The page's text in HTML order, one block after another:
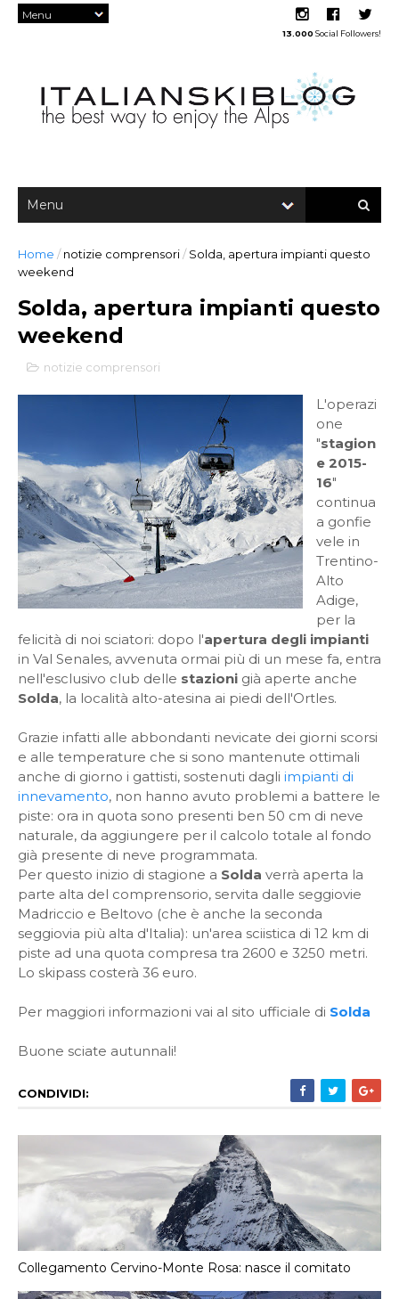
13.000 Social Followers!
Home / notizie comprensori/ Solda, apertura impianti questo
weekend
Solda, apertura impianti questo
weekend
notizie comprensori
L'operazi
one
"stagion
e 2015-
16"
continua
a gonfie
vele in
Trentino-
Alto
Adige,
per la
felicità di noi sciatori: dopo l'apertura degli impianti
in Val Senales, avvenuta ormai più di un mese fa, entra
nell'esclusivo club delle stazioni già aperte anche
Solda, la località alto-atesina ai piedi dell'Ortles.
Grazie infatti alle abbondanti nevicate dei giorni scorsi
e alle temperature che si sono mantenute ottimali
anche di giorno i gattisti, sostenuti dagli impianti di
innevamento, non hanno avuto problemi a battere le
piste: ora in quota sono presenti ben 50 cm di neve
naturale, da aggiungere per il calcolo totale al fondo
già presente di neve programmata.
Per questo inizio di stagione a Solda verrà aperta la
parte alta del comprensorio, servita dalle seggiovie
Madriccio e Beltovo (che è anche la seconda
seggiovia più alta d'Italia): un'area sciistica di 12 km di
piste ad una quota compresa tra 2600 e 3250 metri.
Lo skipass costerà 36 euro.
Per maggiori informazioni vai al sito ufficiale di Solda
Buone sciate autunnali!
CONDIVIDI:
Collegamento Cervino-Monte Rosa: nasce il comitato